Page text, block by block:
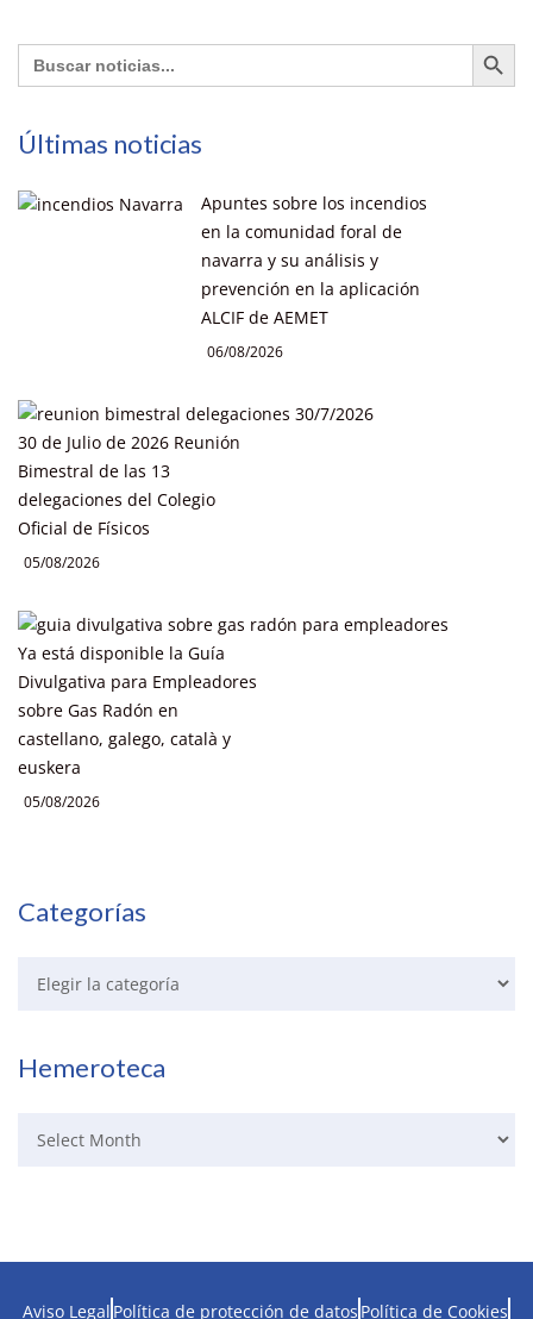
Buscar: Botón de
Últimas noticias
Apuntes sobre los incendios
en la comunidad foral de
navarra y su análisis y
prevención en la aplicación
ALCIF de AEMET
06/08/2026
30 de Julio de 2026 Reunión
Bimestral de las 13
delegaciones del Colegio
Oficial de Físicos
05/08/2026
Ya está disponible la Guía
Divulgativa para Empleadores
sobre Gas Radón en
castellano, galego, català y
euskera
05/08/2026
Categorías
Hemeroteca
Aviso Legal Política de protección de datos Política de Cookies